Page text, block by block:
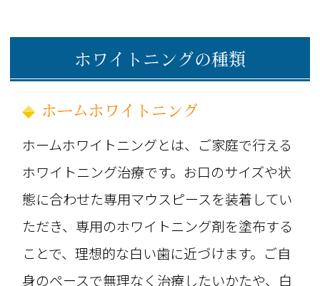
ホワイトニングの種類
ホームホワイトニング
ホームホワイトニングとは、ご家庭で行える
ホワイトニング治療です。お口のサイズや状
態に合わせた専用マウスピースを装着してい
ただき、専用のホワイトニング剤を塗布する
ことで、理想的な白い歯に近づけます。ご自
身のペースで無理なく治療したいかたや、白